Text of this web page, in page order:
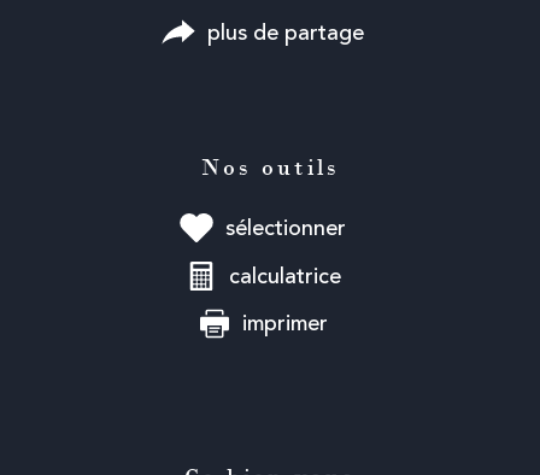
plus de partage
Nos outils
sélectionner
calculatrice
imprimer